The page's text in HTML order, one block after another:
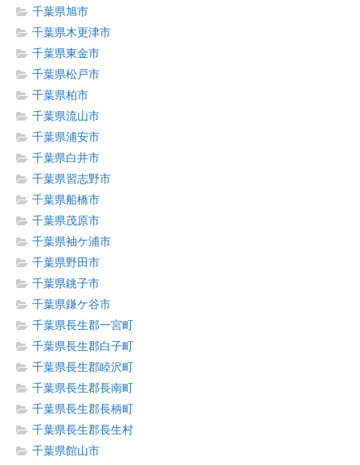
千葉県旭市
千葉県木更津市
千葉県東金市
千葉県松戸市
千葉県柏市
千葉県流山市
千葉県浦安市
千葉県白井市
千葉県習志野市
千葉県船橋市
千葉県茂原市
千葉県袖ケ浦市
千葉県野田市
千葉県銚子市
千葉県鎌ケ谷市
千葉県長生郡一宮町
千葉県長生郡白子町
千葉県長生郡睦沢町
千葉県長生郡長南町
千葉県長生郡長柄町
千葉県長生郡長生村
千葉県館山市